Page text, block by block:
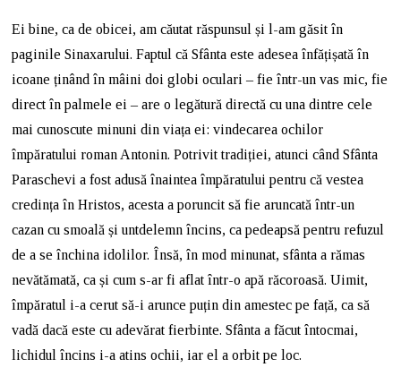
Ei bine, ca de obicei, am căutat răspunsul și l-am găsit în
paginile Sinaxarului. Faptul că Sfânta este adesea înfățișată în
icoane ținând în mâini doi globi oculari – fie într-un vas mic, fie
direct în palmele ei – are o legătură directă cu una dintre cele
mai cunoscute minuni din viața ei: vindecarea ochilor
împăratului roman Antonin. Potrivit tradiției, atunci când Sfânta
Paraschevi a fost adusă înaintea împăratului pentru că vestea
credința în Hristos, acesta a poruncit să fie aruncată într-un
cazan cu smoală și untdelemn încins, ca pedeapsă pentru refuzul
de a se închina idolilor. Însă, în mod minunat, sfânta a rămas
nevătămată, ca și cum s-ar fi aflat într-o apă răcoroasă. Uimit,
împăratul i-a cerut să-i arunce puțin din amestec pe față, ca să
vadă dacă este cu adevărat fierbinte. Sfânta a făcut întocmai,
lichidul încins i-a atins ochii, iar el a orbit pe loc.